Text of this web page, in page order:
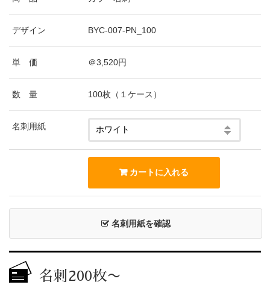
デザイン BYC-007-PN_100
単 価 ＠3,520円
数 量 100枚（１ケース）
名刺用紙
名刺用紙を確認
名刺200枚〜